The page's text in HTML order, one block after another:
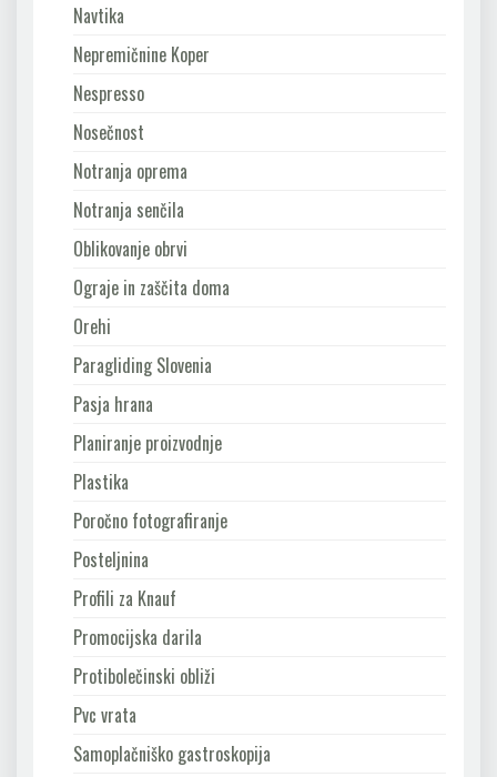
Navtika
Nepremičnine Koper
Nespresso
Nosečnost
Notranja oprema
Notranja senčila
Oblikovanje obrvi
Ograje in zaščita doma
Orehi
Paragliding Slovenia
Pasja hrana
Planiranje proizvodnje
Plastika
Poročno fotografiranje
Posteljnina
Profili za Knauf
Promocijska darila
Protibolečinski obliži
Pvc vrata
Samoplačniško gastroskopija